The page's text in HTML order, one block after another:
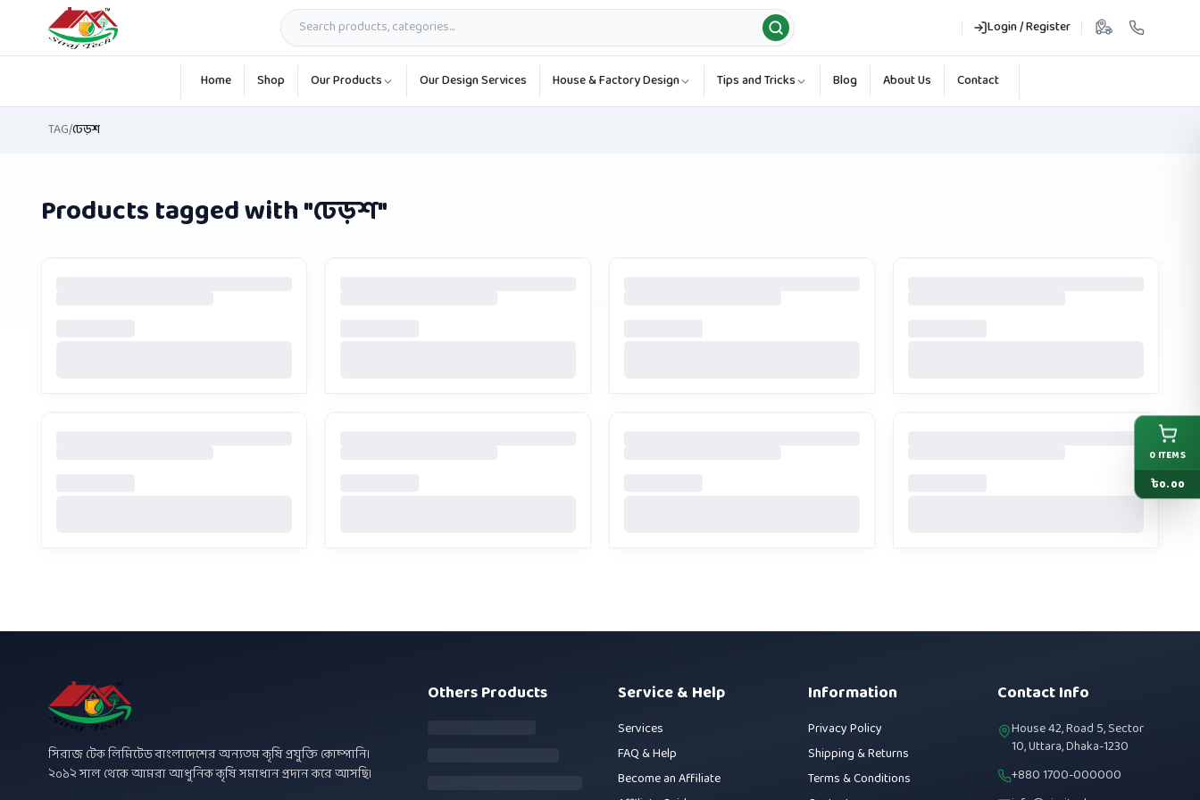
Login / Register
Skip to main content
Home Shop Our Products Our Design Services House & Factory Design Tips and Tricks Blog About Us Contact
TAG/ঢেড়শ
Products tagged with "ঢেড়শ"
সিরাজ টেক লিমিটেড বাংলাদেশের অন্যতম কৃষি প্রযুক্তি কোম্পানি।
২০১২ সাল থেকে আমরা আধুনিক কৃষি সমাধান প্রদান করে আসছি।
Others Products Service & Help
Services
FAQ & Help
Become an Affiliate
Information
Privacy Policy
Shipping & Returns
Terms & Conditions
Contact Info
House 42, Road 5, Sector
10, Uttara, Dhaka-1230
+880 1700-000000
0 ITEMS
৳0.00